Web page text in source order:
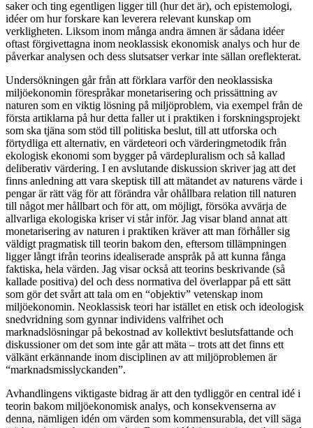
saker och ting egentligen ligger till (hur det är), och epistemologi,
idéer om hur forskare kan leverera relevant kunskap om
verkligheten. Liksom inom många andra ämnen är sådana idéer
oftast förgivettagna inom neoklassisk ekonomisk analys och hur de
påverkar analysen och dess slutsatser verkar inte sällan oreflekterat.
Undersökningen går från att förklara varför den neoklassiska
miljöekonomin förespråkar monetarisering och prissättning av
naturen som en viktig lösning på miljöproblem, via exempel från de
första artiklarna på hur detta faller ut i praktiken i forskningsprojekt
som ska tjäna som stöd till politiska beslut, till att utforska och
förtydliga ett alternativ, en värdeteori och värderingmetodik från
ekologisk ekonomi som bygger på värdepluralism och så kallad
deliberativ värdering. I en avslutande diskussion skriver jag att det
finns anledning att vara skeptisk till att mätandet av naturens värde i
pengar är rätt väg för att förändra vår ohållbara relation till naturen
till något mer hållbart och för att, om möjligt, försöka avvärja de
allvarliga ekologiska kriser vi står inför. Jag visar bland annat att
monetarisering av naturen i praktiken kräver att man förhåller sig
väldigt pragmatisk till teorin bakom den, eftersom tillämpningen
ligger långt ifrån teorins idealiserade anspråk på att kunna fånga
faktiska, hela värden. Jag visar också att teorins beskrivande (så
kallade positiva) del och dess normativa del överlappar på ett sätt
som gör det svårt att tala om en “objektiv” vetenskap inom
miljöekonomin. Neoklassisk teori har istället en etisk och ideologisk
snedvridning som gynnar individens valfrihet och
marknadslösningar på bekostnad av kollektivt beslutsfattande och
diskussioner om det som inte går att mäta – trots att det finns ett
välkänt erkännande inom disciplinen av att miljöproblemen är
“marknadsmisslyckanden”.
Avhandlingens viktigaste bidrag är att den tydliggör en central idé i
teorin bakom miljöekonomisk analys, och konsekvenserna av
denna, nämligen idén om värden som kommensurabla, det vill säga